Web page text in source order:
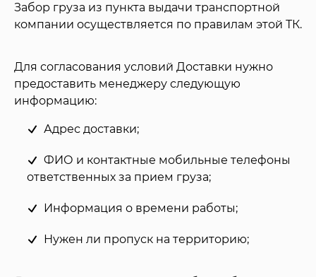
Забор груза из пункта выдачи транспортной
компании осуществляется по правилам этой ТК.
Для согласования условий Доставки нужно
предоставить менеджеру следующую
информацию:
Адрес доставки;
ФИО и контактные мобильные телефоны
ответственных за прием груза;
Информация о времени работы;
Нужен ли пропуск на территорию;